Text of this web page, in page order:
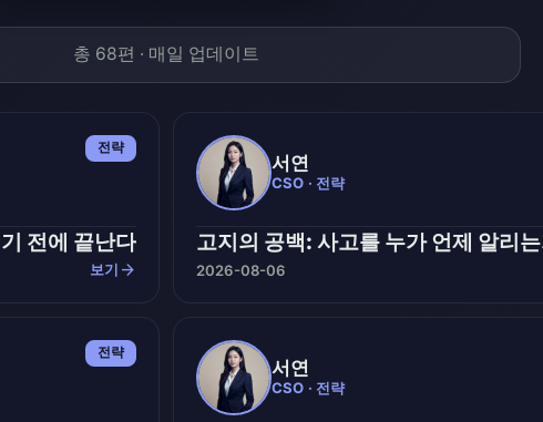
총 68편 · 매일 업데이트
전략
전에 끝난다
보기 arrow_forward
서연
CSO · 전략
고지의 공백: 사고를 누가 언제 알리
2026-08-06
전략
서연
CSO · 전략